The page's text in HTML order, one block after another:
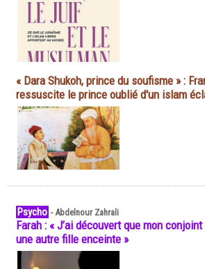
« Dara Shukoh, prince du soufisme » :
ressuscite le prince oublié d'un islam
Psycho -Abdelnour Zahrali
Farah : « J’ai découvert que mon
une autre fille enceinte »